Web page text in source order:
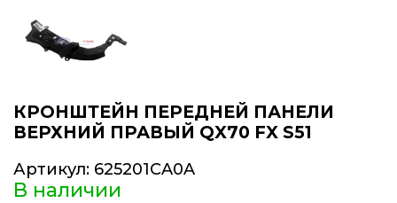
КРОНШТЕЙН ПЕРЕДНЕЙ ПАНЕЛИ
ВЕРХНИЙ ПРАВЫЙ QX70 FX S51
Артикул: 625201CA0A
В наличии